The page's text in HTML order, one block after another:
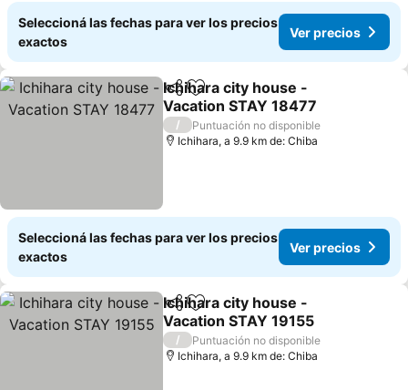
Seleccioná las fechas para ver los precios
exactos
Ver precios
CompartirAñadir a favoritos
Ichihara city house -
Vacation STAY 18477
/
Puntuación no disponible
Ichihara, a 9.9 km de: Chiba
Seleccioná las fechas para ver los precios
exactos
Ver precios
CompartirAñadir a favoritos
Ichihara city house -
Vacation STAY 19155
/
Puntuación no disponible
Ichihara, a 9.9 km de: Chiba